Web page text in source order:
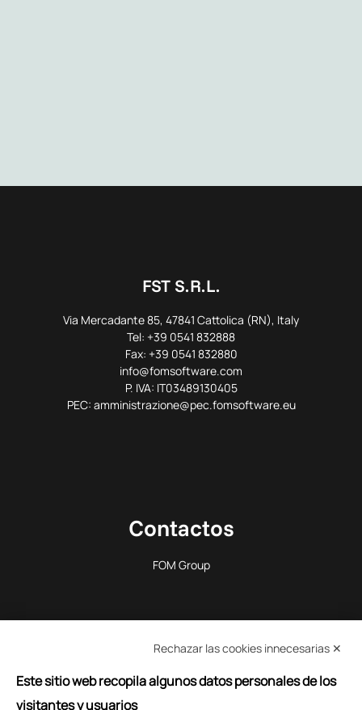
FST S.R.L.
Via Mercadante 85, 47841 Cattolica (RN), Italy
Tel: +39 0541 832888
Fax: +39 0541 832880
info@fomsoftware.com
P. IVA: IT03489130405
PEC: amministrazione@pec.fomsoftware.eu
Contactos
FOM Group
PREGUNTA INFORMACIÓN
Rechazar las cookies innecesarias ✕
Este sitio web recopila algunos datos personales de los
visitantes y usuarios